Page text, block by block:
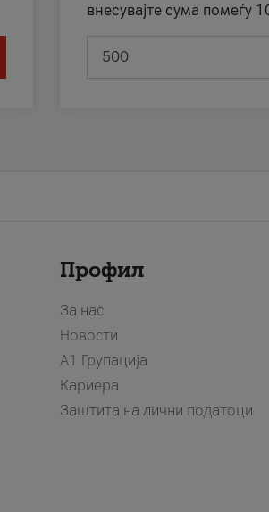
внесувајте сума помеѓу
Профил
За нас
Новости
А1 Групација
Кариера
Заштита на лични податоци